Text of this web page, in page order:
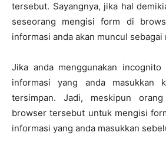
tersebut. Sayangnya, jika hal
seseorang mengisi form di
informasi anda akan muncul sebagai
Jika anda menggunakan
informasi yang anda masukkan
tersimpan. Jadi, meskipun
browser tersebut untuk mengisi
informasi yang anda masukkan